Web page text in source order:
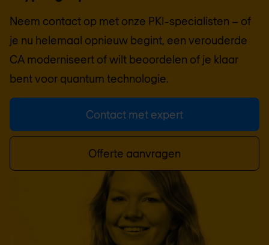
Neem contact op met onze PKI-specialisten – of
je nu helemaal opnieuw begint, een verouderde
CA moderniseert of wilt beoordelen of je klaar
bent voor quantum technologie.
Contact met expert
Offerte aanvragen